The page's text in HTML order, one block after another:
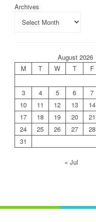
Archives
August 2026
M
T W T F
3
4 5 6 7
10
11 12 13 14
17
18 19 20 21
24
25 26 27 28
31
« Jul